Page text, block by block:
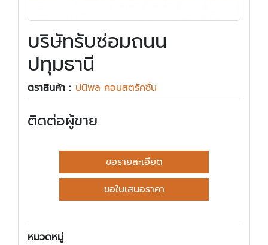
บริษัทรับซ่อมถนน
ปทุมธานี
ตราสินค้า : ปนิพล คอนสตรัคชั่น
ติดต่อผู้ขาย
ขอรายละเอียด
ขอใบเสนอราคา
หมวดหมู่